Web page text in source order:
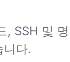
, SSH 및
니다.